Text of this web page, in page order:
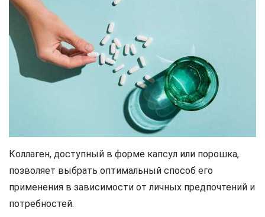
Коллаген, доступный в форме капсул или порошка,
позволяет выбрать оптимальный способ его
применения в зависимости от личных предпочтений и
потребностей.